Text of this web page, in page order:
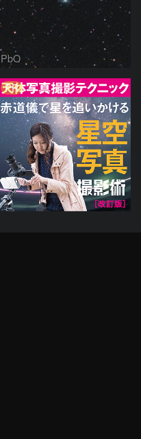
PbO
PR